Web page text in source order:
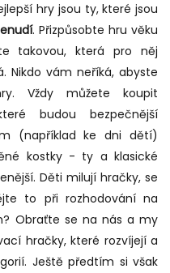
hry jsou ty, které jsou
. Přizpůsobte hru věku
takovou, která pro něj
Nikdo vám neříká, abyste
Vždy můžete koupit
budou bezpečnější
(například ke dni dětí)
kostky - ty a klasické
Děti milují hračky, se
to při rozhodování na
Obraťte se na nás a my
hračky, které rozvíjejí a
Ještě předtím si však